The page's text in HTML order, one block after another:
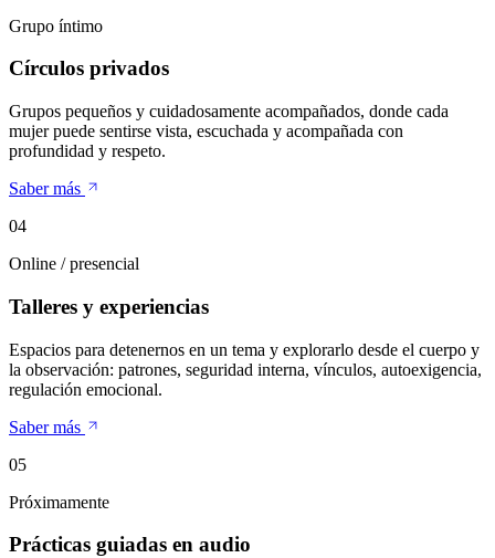
Grupo íntimo
Círculos privados
Grupos pequeños y cuidadosamente acompañados, donde cada
mujer puede sentirse vista, escuchada y acompañada con
profundidad y respeto.
Saber más
04
Online / presencial
Talleres y experiencias
Espacios para detenernos en un tema y explorarlo desde el cuerpo y
la observación: patrones, seguridad interna, vínculos, autoexigencia,
regulación emocional.
Saber más
05
Próximamente
Prácticas guiadas en audio